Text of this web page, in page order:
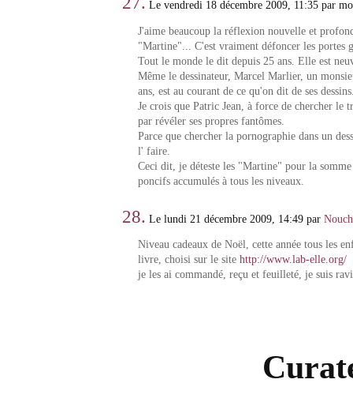
Le vendredi 18 décembre 2009, 11:35 par
J'aime beaucoup la réflexion nouvelle et
"Martine"... C'est vraiment défoncer les portes
Tout le monde le dit depuis 25 ans. Elle est
Même le dessinateur, Marcel Marlier, un
ans, est au courant de ce qu'on dit de ses
Je crois que Patric Jean, à force de chercher le
par révéler ses propres fantômes.
Parce que chercher la pornographie dans un
l' faire.
Ceci dit, je déteste les "Martine" pour la somme
poncifs accumulés à tous les niveaux.
28. Le lundi 21 décembre 2009, 14:49 parNouch
Niveau cadeaux de Noël, cette année tous les
livre, choisi sur le site http://www.lab-elle.org/
je les ai commandé, reçu et feuilleté, je suis